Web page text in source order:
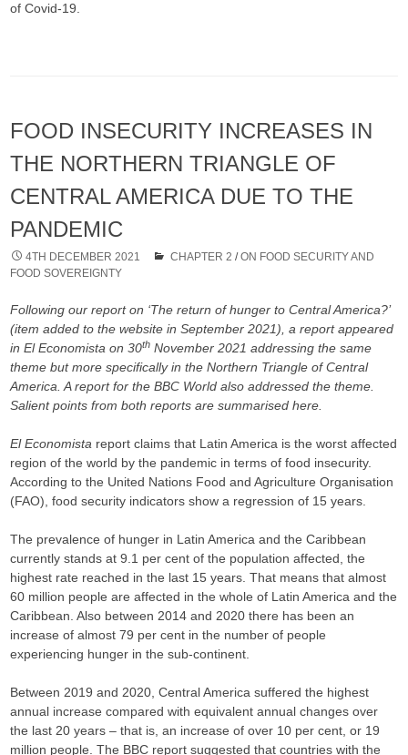
of Covid-19.
FOOD INSECURITY INCREASES IN
THE NORTHERN TRIANGLE OF
CENTRAL AMERICA DUE TO THE
PANDEMIC
4TH DECEMBER 2021 CHAPTER 2 /ON FOOD SECURITY AND
FOOD SOVEREIGNTY
Following our report on ‘The return of hunger to Central America?’
(item added to the website in September 2021), a report appeared
in El Economista on 30th November 2021 addressing the same
theme but more specifically in the Northern Triangle of Central
America. A report for the BBC World also addressed the theme.
Salient points from both reports are summarised here.
El Economista report claims that Latin America is the worst affected
region of the world by the pandemic in terms of food insecurity.
According to the United Nations Food and Agriculture Organisation
(FAO), food security indicators show a regression of 15 years.
The prevalence of hunger in Latin America and the Caribbean
currently stands at 9.1 per cent of the population affected, the
highest rate reached in the last 15 years. That means that almost
60 million people are affected in the whole of Latin America and the
Caribbean. Also between 2014 and 2020 there has been an
increase of almost 79 per cent in the number of people
experiencing hunger in the sub-continent.
Between 2019 and 2020, Central America suffered the highest
annual increase compared with equivalent annual changes over
the last 20 years – that is, an increase of over 10 per cent, or 19
million people. The BBC report suggested that countries with the